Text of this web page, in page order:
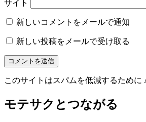
サイト
新しいコメントをメールで通知
新しい投稿をメールで受け取る
このサイトはスパムを低減するために
モテサクとつながる